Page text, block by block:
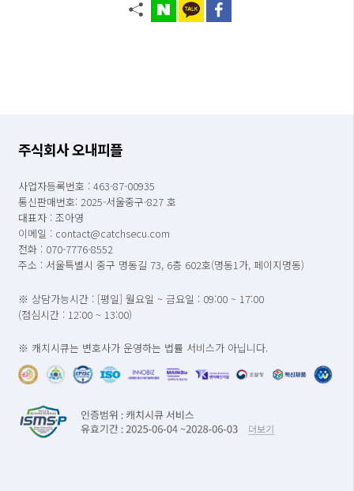
주식회사 오내피플
사업자등록번호 : 463-87-00935
통신판매번호: 2025-서울중구-827 호
대표자 : 조아영
이메일 : contact@catchsecu.com
전화 : 070-7776-8552
주소 : 서울특별시 중구 명동길 73, 6층 602호(명동1가, 페이지명동)
※ 상담가능시간 : [평일] 월요일 ~ 금요일 : 09:00 ~ 17:00
(점심시간 : 12:00 ~ 13:00)
※ 캐치시큐는 변호사가 운영하는 법률 서비스가 아닙니다.